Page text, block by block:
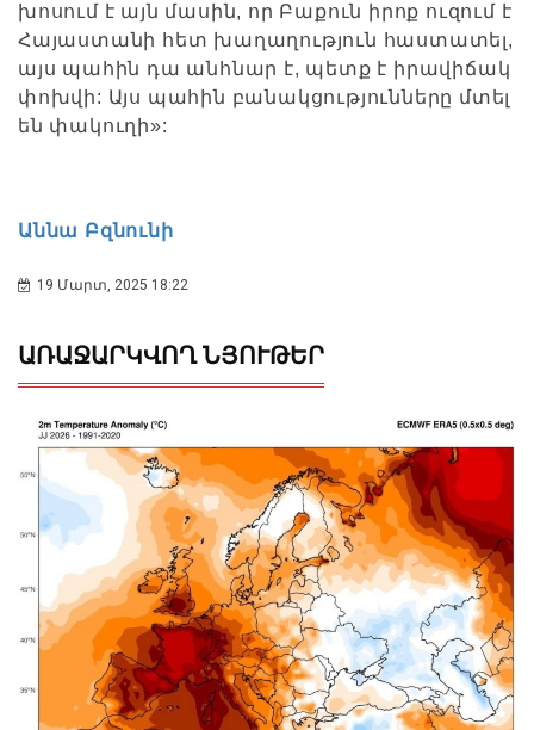
խոսում է այն մասին, որ Բաքուն իրոք ուզում է
Հայաստանի հետ խաղաղություն հաստատել,
այս պահին դա անհնար է, պետք է իրավիճակ
փոխվի: Այս պահին բանակցությունները մտել
են փակուղի»:
Աննա Բզնունի
19 Մարտ, 2025 18:22
ԱՌԱՋԱՐԿՎՈՂ ՆՅՈՒԹԵՐ